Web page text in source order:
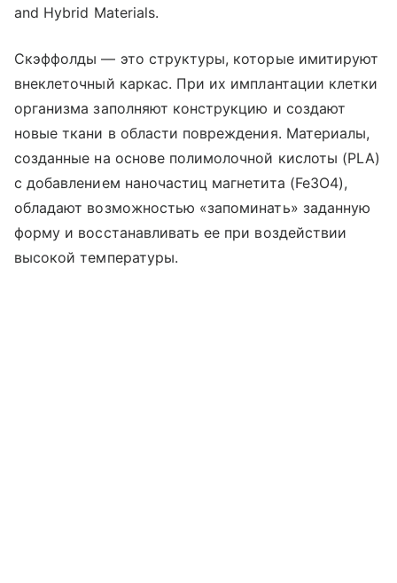
and Hybrid Materials.
Скэффолды — это структуры, которые имитируют
внеклеточный каркас. При их имплантации клетки
организма заполняют конструкцию и создают
новые ткани в области повреждения. Материалы,
созданные на основе полимолочной кислоты (PLA)
с добавлением наночастиц магнетита (Fe3O4),
обладают возможностью «запоминать» заданную
форму и восстанавливать ее при воздействии
высокой температуры.